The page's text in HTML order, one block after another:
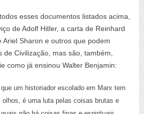
esses documentos listados acima,
de Adolf Hitler, a carta de Reinhard
Ariel Sharon e outros que podem
Civilização, mas são, também,
como já ensinou Walter Benjamin:
um historiador escolado em Marx tem
olhos, é uma luta pelas coisas brutas e